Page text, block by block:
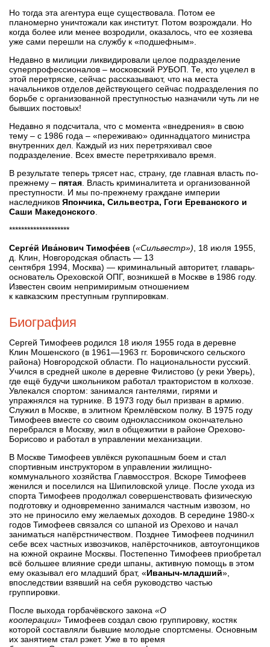
Но тогда эта агентура еще существовала. Потом ее
планомерно уничтожали как институт. Потом возрождали. Но
когда более или менее возродили, оказалось, что ее хозяева
уже сами перешли на службу к «подшефным».
Недавно в милиции ликвидировали целое подразделение
суперпрофессионалов – московский РУБОП. Те, кто уцелел в
этой перетряске, сейчас рассказывают, что на места
начальников отделов действующего сейчас подразделения по
борьбе с организованной преступностью назначили чуть ли не
бывших постовых!
Недавно я подсчитала, что с момента «внедрения» в свою
тему – с 1986 года – «переживаю» одиннадцатого министра
внутренних дел. Каждый из них перетряхивал свое
подразделение. Всех вместе перетряхивало время.
В результате теперь трясет нас, страну, где главная власть по-
прежнему – пятая . Власть криминалитета и организованной
преступности. И мы по-прежнему граждане империи
наследников Япончика, Сильвестра, Гоги Ереванского и
Саши Македонского
********************
Серге́й Ива́нович Тимофе́ев («Сильвестр») , 18 июля 1955,
д. Клин, Новгородская область — 13
сентября 1994, Москва) — криминальный авторитет, главарь-
основатель Ореховской ОПГ, возникшей в Москве в 1986 году.
Известен своим непримиримым отношением
к кавказским преступным группировкам.
Биография
Сергей Тимофеев родился 18 июля 1955 года в деревне
Клин Мошенского (в 1961—1963 гг. Боровичского сельского
района) Новгородской области. По национальности русский.
Учился в средней школе в деревне Филистово (у реки Уверь),
где ещё будучи школьником работал трактористом в колхозе.
Увлекался спортом: занимался гантелями, гирями и
упражнялся на турнике. В 1973 году был призван в армию.
Служил в Москве, в элитном Кремлёвском полку. В 1975 году
Тимофеев вместе со своим одноклассником окончательно
перебрался в Москву, жил в общежитии в районе Орехово-
Борисово и работал в управлении механизации.
В Москве Тимофеев увлёкся рукопашным боем и стал
спортивным инструктором в управлении жилищно-
коммунального хозяйства Главмосстроя. Вскоре Тимофеев
женился и поселился на Шипиловской улице. После ухода из
спорта Тимофеев продолжал совершенствовать физическую
подготовку и одновременно занимался частным извозом, но
это не приносило ему желаемых доходов. В середине 1980-х
годов Тимофеев связался со шпаной из Орехово и начал
заниматься напёрстничеством. Позднее Тимофеев подчинил
себе всех частных извозчиков, напёрсточников, автоугонщиков
на южной окраине Москвы. Постепенно Тимофеев приобретал
всё большее влияние среди шпаны, активную помощь в этом
ему оказывал его младший брат, «Иваныч-младший»,
впоследствии взявший на себя руководство частью
группировки.
После выхода горбачёвского закона «О
кооперации» Тимофеев создал свою группировку, костяк
которой составляли бывшие молодые спортсмены. Основным
их занятием стал рэкет. Уже в то время